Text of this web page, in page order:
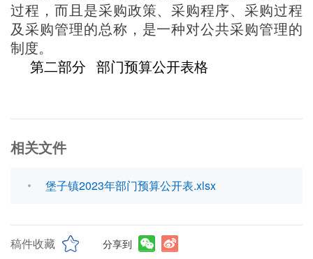
过程，而且是采购政策、采购程序、采购过程
及采购管理的总称，是一种对公共采购管理的
制度。
第二部分
部门预算公开表格
相关文件
堡子镇2023年部门预算公开表.xlsx
稿件收藏 分享到